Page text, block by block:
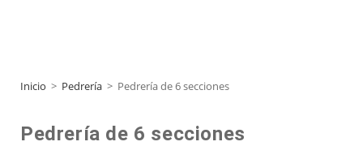
Inicio > Pedrería > Pedrería de 6 secciones
Pedrería de 6 secciones